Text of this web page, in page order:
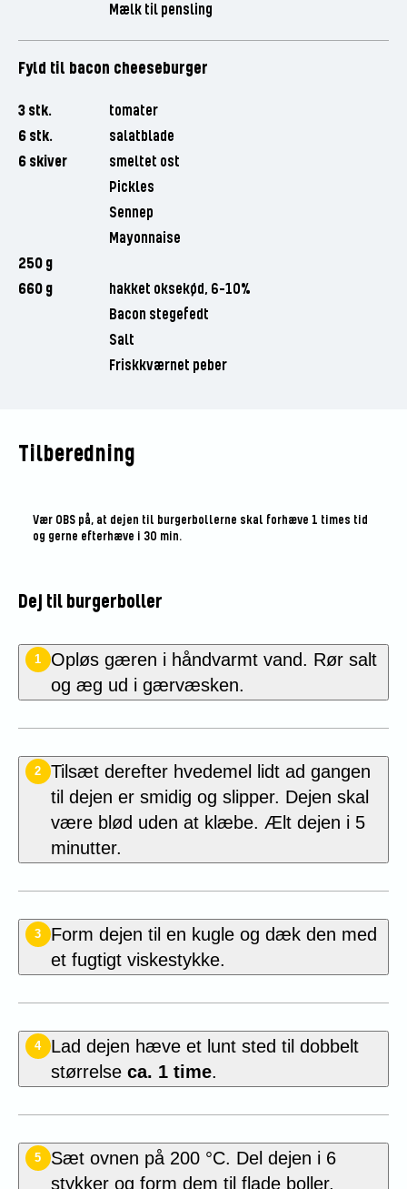
Mælk til pensling
Fyld til bacon cheeseburger
3 stk.
tomater
6 stk.
salatblade
6 skiver
smeltet ost
Pickles
Sennep
Mayonnaise
250 g
660 g
hakket oksekød, 6-10%
Bacon stegefedt
Salt
Friskkværnet peber
Tilberedning
Vær OBS på, at dejen til burgerbollerne skal forhæve 1 times tid
og gerne efterhæve i 30 min.
Dej til burgerboller
1
Opløs gæren i håndvarmt vand. Rør salt
og æg ud i gærvæsken.
2
Tilsæt derefter hvedemel lidt ad gangen
til dejen er smidig og slipper. Dejen skal
være blød uden at klæbe. Ælt dejen i 5
minutter.
3
Form dejen til en kugle og dæk den med
et fugtigt viskestykke.
4
Lad dejen hæve et lunt sted til dobbelt
størrelse ca. 1 time.
5
Sæt ovnen på 200 °C. Del dejen i 6
stykker og form dem til flade boller.